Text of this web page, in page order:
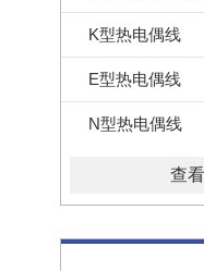
K型热电偶线
E型热电偶线
N型热电偶线
查